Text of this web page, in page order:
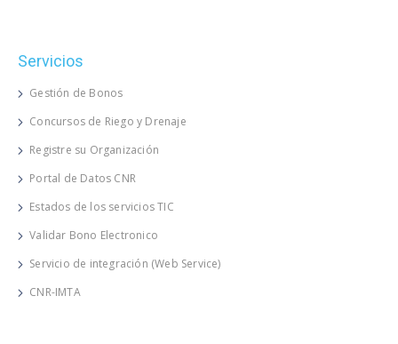
Servicios
Gestión de Bonos
Concursos de Riego y Drenaje
Registre su Organización
Portal de Datos CNR
Estados de los servicios TIC
Validar Bono Electronico
Servicio de integración (Web Service)
CNR-IMTA